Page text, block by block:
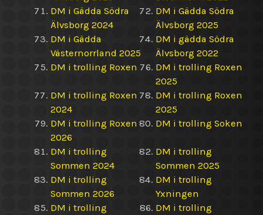
DM i Gädda Södra
Älvsborg 2024
DM i Gädda Södra
Älvsborg 2025
DM i Gädda
Västernorrland 2025
DM i gädda Södra
Älvsborg 2022
DM i trolling Roxen
DM i trolling Roxen
2025
DM i trolling Roxen
2024
DM i trolling Roxen
2025
DM i trolling Roxen
2026
DM i trolling Soken
DM i trolling
Sommen 2024
DM i trolling
Sommen 2025
DM i trolling
Sommen 2026
DM i trolling
Yxningen
DM i trolling
DM i trolling